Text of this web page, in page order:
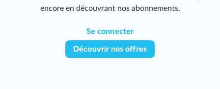
encore en découvrant nos abonnements.
Se connecter
Découvrir nos offres